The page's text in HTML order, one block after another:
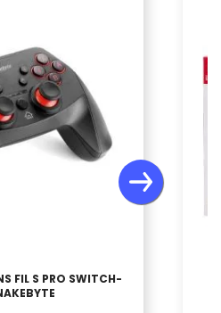
FIL S PRO SWITCH-